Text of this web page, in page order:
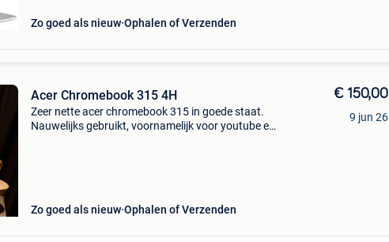
Zo goed als nieuw Ophalen of Verzenden
Acer Chromebook 315 4H
Zeer nette acer chromebook 315 in goede staat.
Nauwelijks gebruikt, voornamelijk voor youtube en
Zo goed als nieuw Ophalen of Verzenden
€ 150,00
9 jun 26